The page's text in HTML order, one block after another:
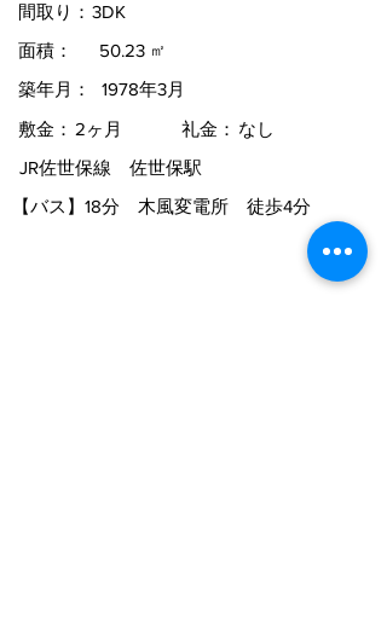
間取り： 3DK
面積：
50.23
築年月：
1978年3月
㎡
敷金： 2ヶ月 なし
礼金：
JR佐世保線 佐世保駅
【バス】 18分 木風変電所 徒歩4分